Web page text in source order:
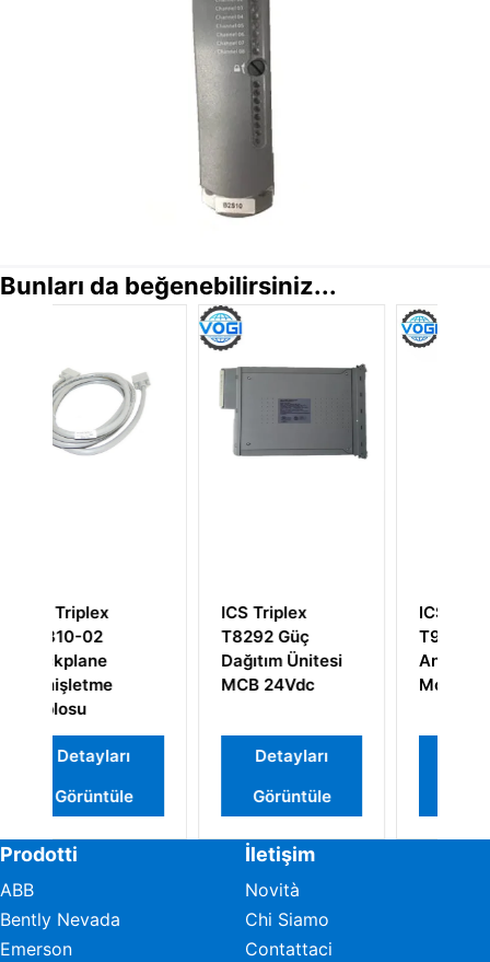
Bunları da beğenebilirsiniz...
ICS Triplex
T8292 Güç
Dağıtım Ünitesi
MCB 24Vdc
Görüntüle
ICS Triplex
T9482 8 Channel
Analogue Output
Module
Görüntüle
Prodotti
ABB
Bently Nevada
Emerson
İletişim
Novità
Chi Siamo
Contattaci